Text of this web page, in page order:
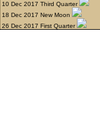
10 Dec 2017 Third Quarter
18 Dec 2017 New Moon
26 Dec 2017 First Quarter